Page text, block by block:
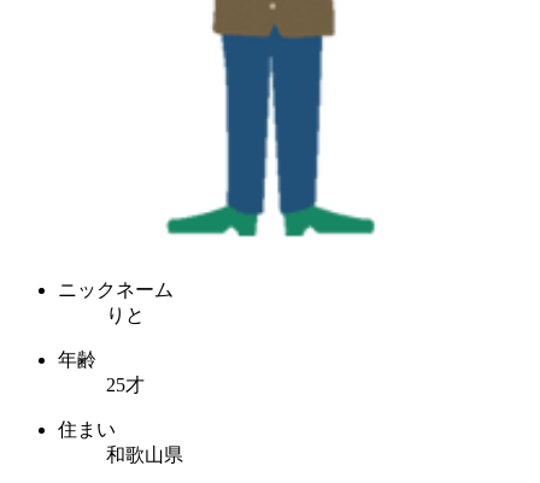
ニックネーム
りと
年齢
25才
住まい
和歌山県